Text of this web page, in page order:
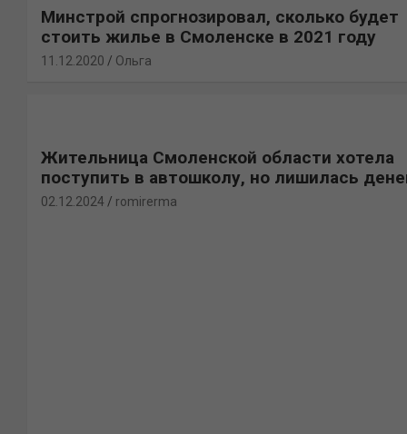
Минстрой спрогнозировал, сколько будет
стоить жилье в Смоленске в 2021 году
11.12.2020 Ольга
Жительница Смоленской области хотела
поступить в автошколу, но лишилась
02.12.2024 romirerma